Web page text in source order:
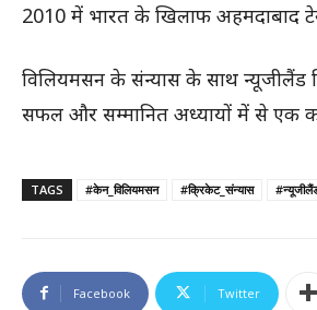
2010 में भारत के खिलाफ अहमदाबाद
विलियमसन के संन्यास के साथ न्यूजीलैंड
सफल और सम्मानित अध्यायों में से एक
TAGS #केन_विलियमसन #क्रिकेट_संन्यास
Facebook Twitter